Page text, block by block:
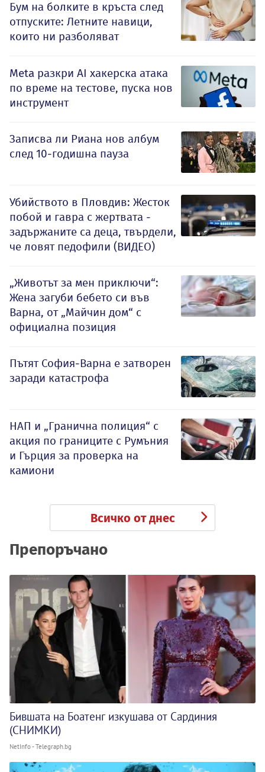
Бум на болките в кръста след
отпуските: Летните навици,
които ни разболяват
Meta разкри AI хакерска атака
по време на тестове, пуска нов
инструмент
Записва ли Риана нов албум
след 10-годишна пауза
Убийството в Пловдив: Жесток
побой и гавра с жертвата -
задържаните са деца, твърдели,
че ловят педофили (ВИДЕО)
„Животът за мен приключи“:
Жена загуби бебето си във
Варна, от „Майчин дом“ с
официална позиция
Пътят София-Варна е затворен
заради катастрофа
НАП и „Гранична полиция“ с
акция по границите с Румъния
и Гърция за проверка на
камиони
Всичко от днес
Препоръчано
Бившата на Боатенг изкушава от Сардиния
(СНИМКИ)
NetInfo - Telegraph.bg